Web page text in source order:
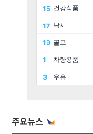
주요뉴스